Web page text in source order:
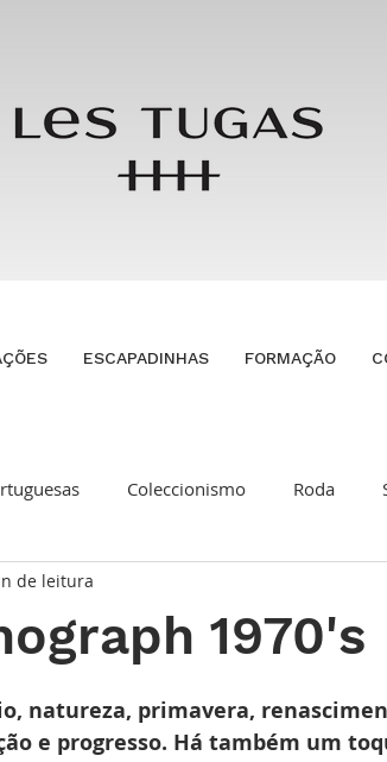
ESCAPADINHAS FORMAÇÃO
Coleccionismo Roda
Série Solares
1970's
de leitura
natureza, primavera,
e progresso. Há também um